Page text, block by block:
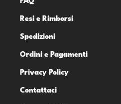
Resi e Rimborsi
Spedizioni
Ordini e Pagamenti
Privacy Policy
Contattaci